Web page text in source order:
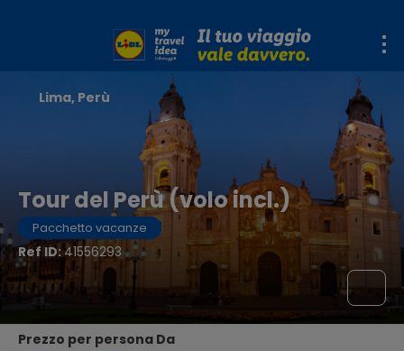
Tour del Perù (volo incl.)
Pacchetto vacanze
Ref ID:41556293
Lima, Perù
Prezzo per persona Da